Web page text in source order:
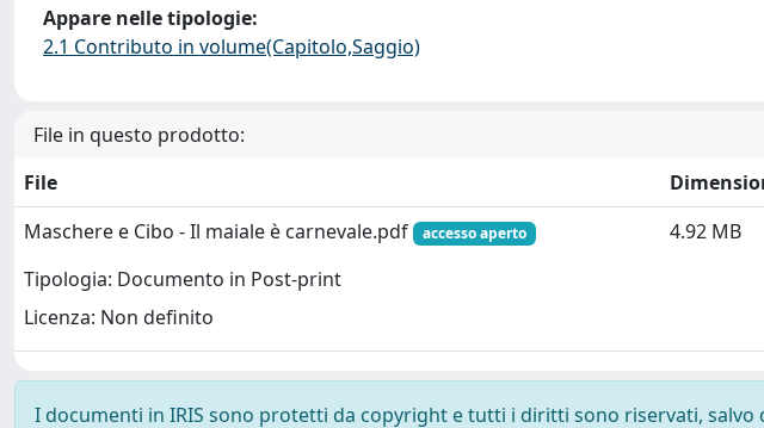
Appare nelle tipologie:
2.1 Contributo in volume(Capitolo,Saggio)
File in questo prodotto:
File
Maschere e Cibo - Il maiale è carnevale.pdf
accesso aperto
Tipologia: Documento in Post-print
Licenza: Non definito
4.92 MB
I documenti in IRIS sono protetti da copyright e tutti i diritti sono riservati, salvo